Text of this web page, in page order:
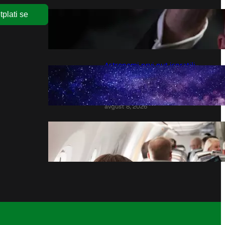
se
Fudbalski savez Norveške traži
ostavku Infantina – Vesti –
Fudbal – B92.sport
Astronomi prvi put ispratili
eksplozivnu smrt ogromne
zvijezde gotovo od početka do
kraja
avgust 8, 2026
Er Srbija širi mrežu letova
avgust 8, 2026